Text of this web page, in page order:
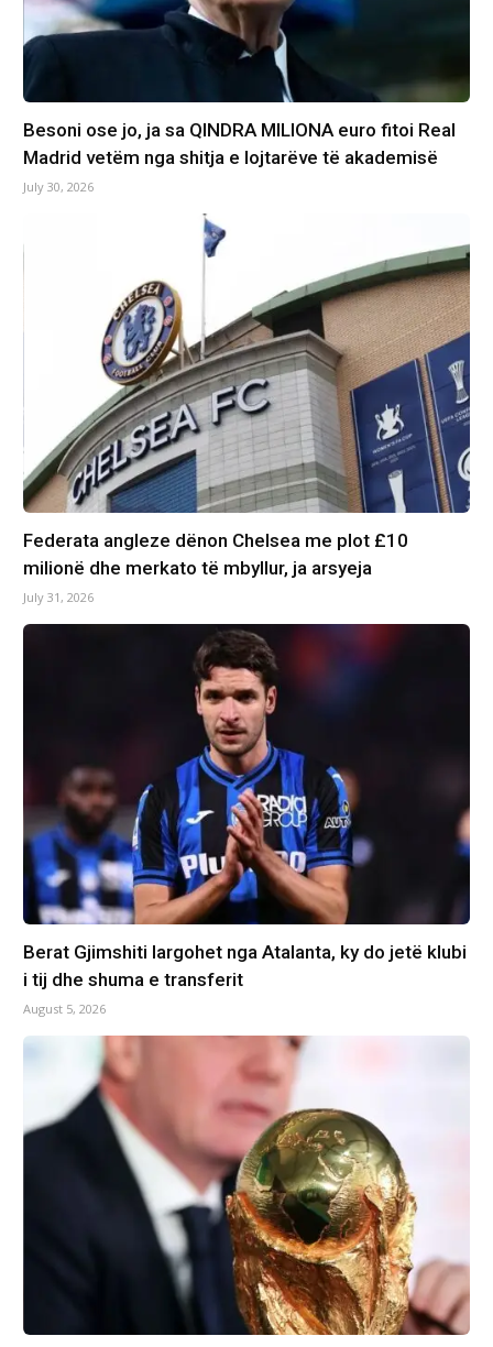
Besoni ose jo, ja sa QINDRA MILIONA euro fitoi Real
Madrid vetëm nga shitja e lojtarëve të akademisë
July 30, 2026
Federata angleze dënon Chelsea me plot £10
milionë dhe merkato të mbyllur, ja arsyeja
July 31, 2026
Berat Gjimshiti largohet nga Atalanta, ky do jetë klubi
i tij dhe shuma e transferit
August 5, 2026